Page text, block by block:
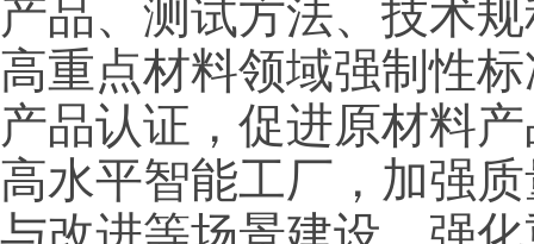
产品、测试方法、技术
高重点材料领域强制性
产品认证，促进原材料
高水平智能工厂，加强